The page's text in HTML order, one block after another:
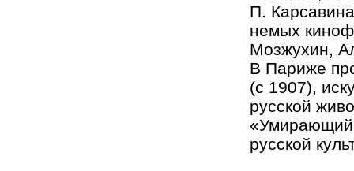
П.
немых
Мозжухин,
В Париже
(с 1907),
русской
«Умирающий
русской